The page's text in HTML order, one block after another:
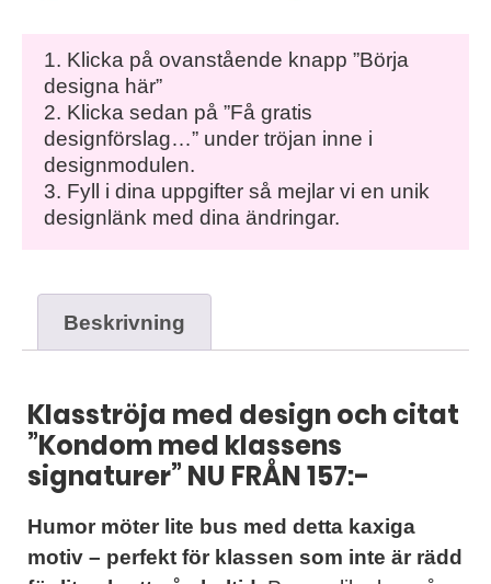
1. Klicka på ovanstående knapp ”Börja
designa här”
2. Klicka sedan på ”Få gratis
designförslag…” under tröjan inne i
designmodulen.
3. Fyll i dina uppgifter så mejlar vi en unik
designlänk med dina ändringar.
Beskrivning
Klasströja med design och citat
”Kondom med klassens
signaturer” NU FRÅN 157:-
Humor möter lite bus med detta kaxiga
motiv – perfekt för klassen som inte är rädd